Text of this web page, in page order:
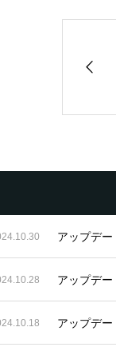
アップデー
アップデー
アップデー